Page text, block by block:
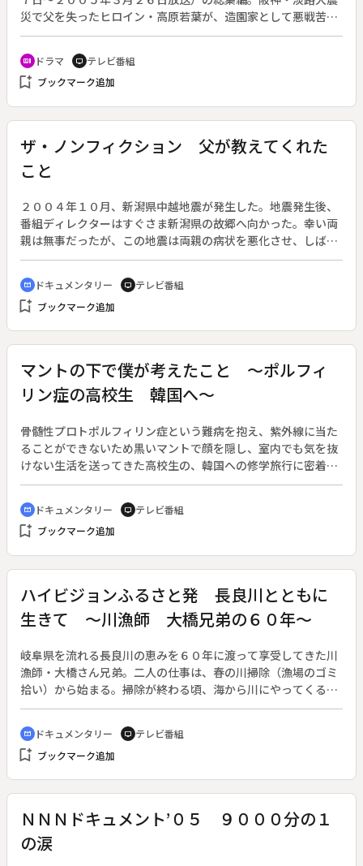
災で父を失ったヒロイン・高原若葉が、造園家として悪戦苦闘
しながらも、震災で傷ついた家族の心の「再生」を目指す姿
を、若葉の母の故郷・宮崎と、復興していく神戸の街を舞台に
描く。テーマは「街と家族の再生」。作：尾西兼一。（全４
回）◆総集編・第３回。正月で帰省した若葉（原田夏希）に、
と告げる。１月１７日が過ぎ、かつて自宅があった空き地を訪
れる若葉。しかし、いまだ神戸に足を踏み入れることができな
い母・詩子（田中裕子）の心の傷は癒えていなかった。ある
日、嵐のなか出かけていった雅也（姜暢雄）が戻らず、万が一
あることを知る。そして結婚を申し込まれ、承諾するのだっ
た。
recent_actors ドラマ tv テレビ番組
bookmark_add ブックマーク追加
ザ・ノンフィクション 父が教えてくれた
こと
２００４年１０月、新潟県中越地震が発生した。地震発生後、
番組ディレクターはすぐさま新潟県の故郷へ向かった。幸い両
親は無事だったが、この地震は両親の病状を悪化させ、しばら
くした後、父親は亡くなった。番組ディレクターは地震取材の
一環としてカメラを回し始めたが、父親の最期までを記録する
ことになった。父親は極度の病院嫌いで、余命半年と宣告を受
けながらも、頑なに入院しようとしなかった。母親と番組ディ
ことにした。カメラを両親に向ける中、父親の大工業を継ぐこ
とをせず、映像制作の世界に入った番組ディレクターは、両親
に対する様々な想いを巡らせていた。そして最期の時を迎え、
番組ディレクターは父親が伝えたかったことに気付き始めるの
cinematic_blur ドキュメンタリー tv テレビ番組
bookmark_add ブックマーク追加
マントの下で僕が考えたこと ～ポルフィ
リン症の高校生 韓国へ～
骨髄性プロトポルフィリン症という難病を抱え、紫外線に当た
ることができないため黒いマントで顔を隠し、室内でも気を抜
けない生活を送ってきた高校生の、韓国への修学旅行に密着。
彼が感じたことや、周囲に支えられながらの旅の様子を伝え
る。◆本人も家族も、入学当初から修学旅行は諦めていたが、
周囲の全面的な協力で実現できることになった。この先の人生
で、一人でいろいろな状況に対応するための予行演習ともいえ
の人生に大きな意味を持つ。
cinematic_blur ドキュメンタリー tv テレビ番組
bookmark_add ブックマーク追加
ハイビジョンふるさと発 長良川とともに
生きて ～川漁師 大橋兄弟の６０年～
岐阜県を流れる長良川の恵みを６０年に渡って享受してきた川
漁師・大橋さん兄弟。二人の仕事は、春の川掃除（漁場のゴミ
拾い）から始まる。掃除が終わる頃、海から川にやってくるの
がサツキマス。かつて長良川は毎年千匹ほどの漁獲を兄弟にも
らたした。ところが河口堰の運用後、年々漁獲は減ってきてい
る。漁に生きる大橋兄弟の一年を追いながら、変わりゆく長良
川の姿を見つめる。
cinematic_blur ドキュメンタリー tv テレビ番組
bookmark_add ブックマーク追加
ＮＮＮドキュメント’０５ ９０００分の１
の涙